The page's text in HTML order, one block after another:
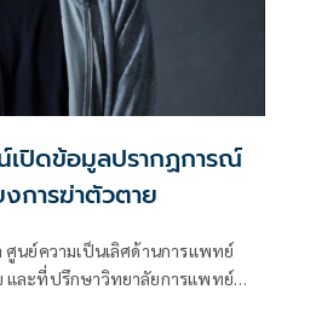
เปิดข้อมูลปรากฏการณ์
การฆ่าตัวตาย
นย์ความเป็นเลิศด้านการแพทย์
และที่ปรึกษาวิทยาลัยการแพทย์